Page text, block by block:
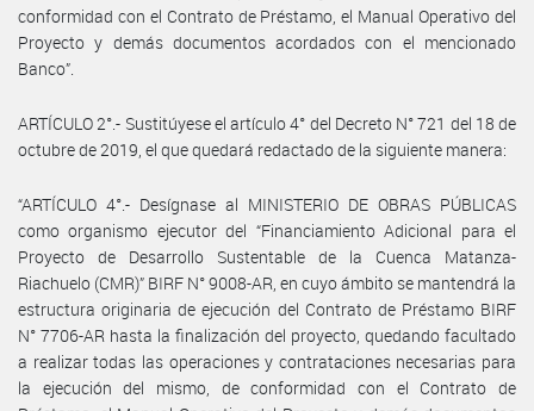
conformidad con el Contrato de Préstamo, el Manual Operativo del
Proyecto y demás documentos acordados con el mencionado
Banco”.
ARTÍCULO 2°.- Sustitúyese el artículo 4° del Decreto N° 721 del 18 de
octubre de 2019, el que quedará redactado de la siguiente manera:
“ARTÍCULO 4°.- Desígnase al MINISTERIO DE OBRAS PÚBLICAS
como organismo ejecutor del “Financiamiento Adicional para el
Proyecto de Desarrollo Sustentable de la Cuenca Matanza-
Riachuelo (CMR)” BIRF N° 9008-AR, en cuyo ámbito se mantendrá la
estructura originaria de ejecución del Contrato de Préstamo BIRF
N° 7706-AR hasta la finalización del proyecto, quedando facultado
a realizar todas las operaciones y contrataciones necesarias para
la ejecución del mismo, de conformidad con el Contrato de